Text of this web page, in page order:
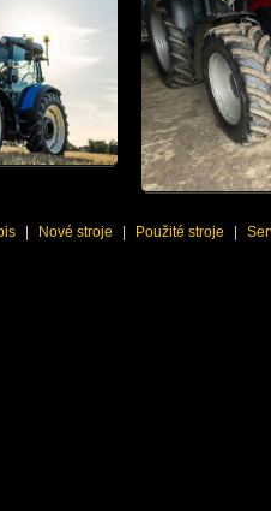
Nové stroje Použité stroje